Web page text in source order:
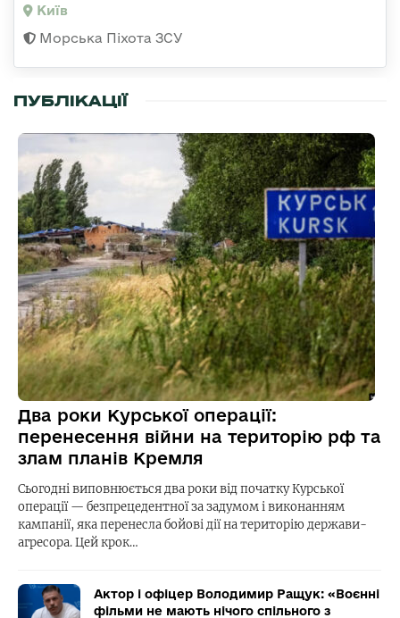
Київ
Морська Піхота ЗСУ
ПУБЛІКАЦІЇ
Два роки Курської операції:
перенесення війни на територію рф та
злам планів Кремля
Сьогодні виповнюється два роки від початку Курської
операції — безпрецедентної за задумом і виконанням
кампанії, яка перенесла бойові дії на територію держави-
агресора. Цей крок…
Актор і офіцер Володимир Ращук: «Воєнні
фільми не мають нічого спільного з